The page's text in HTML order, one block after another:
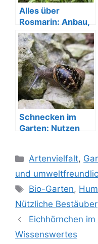
Alles über
Rosmarin: Anbau,
Pflege und Ernte
im eigenen Garten
Schnecken im
Garten: Nutzen
Kategorien
Artenvielfalt,
und
Schlagwörter
Bio-Garten,
Nützliche Bestäuber
Eichhörnchen
Wissenswertes